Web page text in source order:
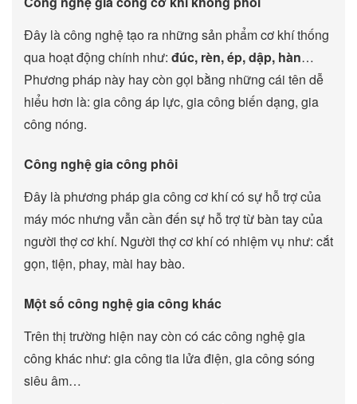
Đây là công nghệ tạo ra những sản phẩm cơ khí thống
qua hoạt động chính như: đúc, rèn, ép, dập, hàn…
Phương pháp này hay còn gọi bằng những cái tên dễ
hiểu hơn là: gia công áp lực, gia công biến dạng, gia
công nóng.
Công nghệ gia công phôi
Đây là phương pháp gia công cơ khí có sự hỗ trợ của
máy móc nhưng vẫn cần đến sự hỗ trợ từ bàn tay của
người thợ cơ khí. Người thợ cơ khí có nhiệm vụ như: cắt
gọn, tiện, phay, mài hay bào.
Một số công nghệ gia công khác
Trên thị trường hiện nay còn có các công nghệ gia
công khác như: gia công tia lửa điện, gia công sóng
siêu âm…